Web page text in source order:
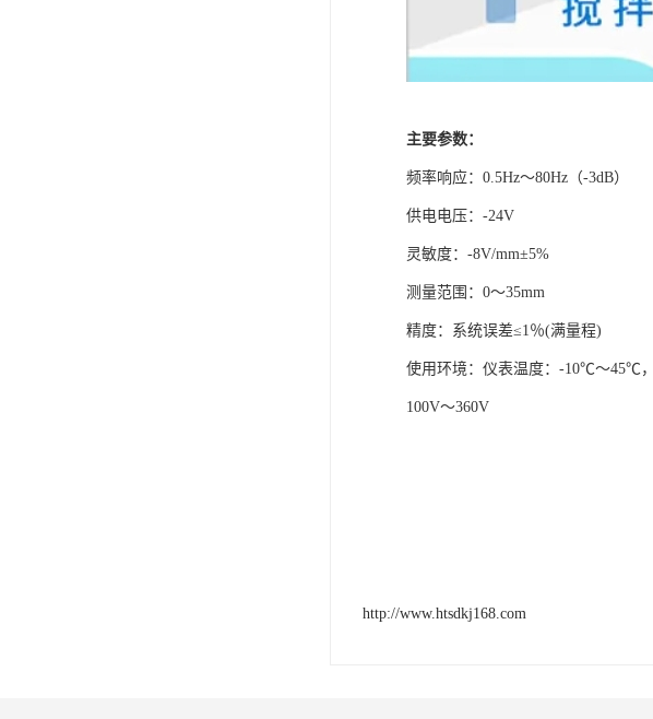
主要参数：
频率响应：0.5Hz～80Hz（-3dB）
供电电压：-24V
灵敏度：-8V/mm±5%
测量范围：0～35mm
精度：系统误差≤1％(满量程)
使用环境：仪表温度：-10℃～45℃
100V～360V
http://www.htsdkj168.com